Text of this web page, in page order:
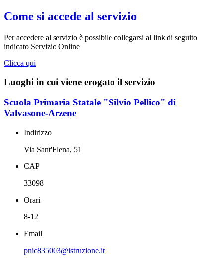
Come si accede al servizio
Per accedere al servizio è possibile collegarsi al link di seguito
indicato Servizio Online
Clicca qui
Luoghi in cui viene erogato il servizio
Scuola Primaria Statale "Silvio Pellico" di
Valvasone-Arzene
Indirizzo
Via Sant'Elena, 51
CAP
33098
Orari
8-12
Email
pnic835003@istruzione.it